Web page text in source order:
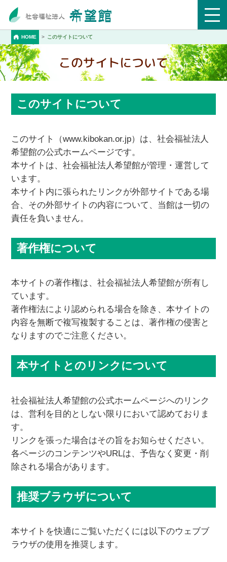
HOME このサイトについて
このサイトについて
このサイトについて
このサイト（www.kibokan.or.jp）は、社会福祉法人
希望館の公式ホームページです。
本サイトは、社会福祉法人希望館が管理・運営して
います。
本サイト内に張られたリンクが外部サイトである場
合、その外部サイトの内容について、当館は一切の
責任を負いません。
著作権について
本サイトの著作権は、社会福祉法人希望館が所有し
ています。
著作権法により認められる場合を除き、本サイトの
内容を無断で複写複製することは、著作権の侵害と
なりますのでご注意ください。
本サイトとのリンクについて
社会福祉法人希望館の公式ホームページへのリンク
は、営利を目的としない限りにおいて認めておりま
す。
リンクを張った場合はその旨をお知らせください。
各ページのコンテンツやURLは、予告なく変更・削
除される場合があります。
推奨ブラウザについて
本サイトを快適にご覧いただくには以下のウェブブ
ラウザの使用を推奨します。